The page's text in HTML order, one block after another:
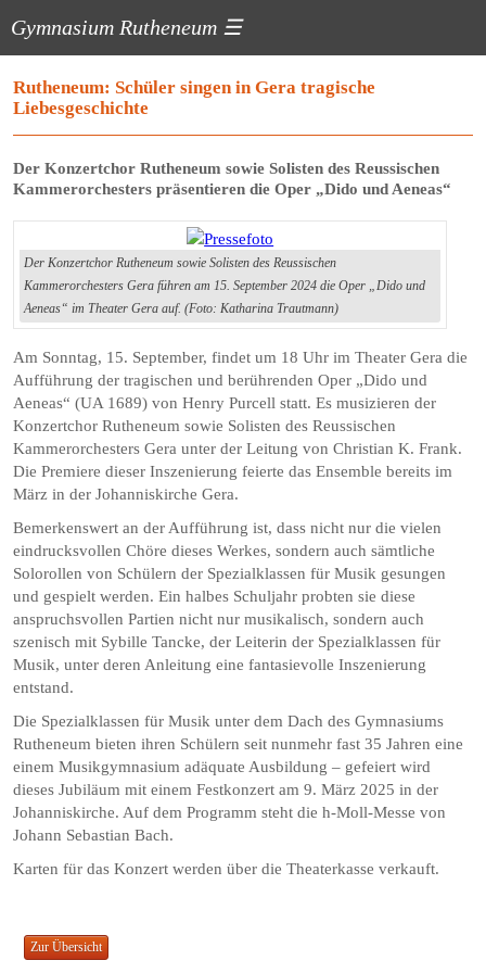
Gymnasium Rutheneum ☰
Rutheneum: Schüler singen in Gera tragische
Liebesgeschichte
Der Konzertchor Rutheneum sowie Solisten des Reussischen
Kammerorchesters präsentieren die Oper „Dido und Aeneas“
Der Konzertchor Rutheneum sowie Solisten des Reussischen
Kammerorchesters Gera führen am 15. September 2024 die Oper „Dido und
Aeneas“ im Theater Gera auf. (Foto: Katharina Trautmann)
Am Sonntag, 15. September, findet um 18 Uhr im Theater Gera die
Aufführung der tragischen und berührenden Oper „Dido und
Aeneas“ (UA 1689) von Henry Purcell statt. Es musizieren der
Konzertchor Rutheneum sowie Solisten des Reussischen
Kammerorchesters Gera unter der Leitung von Christian K. Frank.
Die Premiere dieser Inszenierung feierte das Ensemble bereits im
März in der Johanniskirche Gera.
Bemerkenswert an der Aufführung ist, dass nicht nur die vielen
eindrucksvollen Chöre dieses Werkes, sondern auch sämtliche
Solorollen von Schülern der Spezialklassen für Musik gesungen
und gespielt werden. Ein halbes Schuljahr probten sie diese
anspruchsvollen Partien nicht nur musikalisch, sondern auch
szenisch mit Sybille Tancke, der Leiterin der Spezialklassen für
Musik, unter deren Anleitung eine fantasievolle Inszenierung
entstand.
Die Spezialklassen für Musik unter dem Dach des Gymnasiums
Rutheneum bieten ihren Schülern seit nunmehr fast 35 Jahren eine
einem Musikgymnasium adäquate Ausbildung – gefeiert wird
dieses Jubiläum mit einem Festkonzert am 9. März 2025 in der
Johanniskirche. Auf dem Programm steht die h-Moll-Messe von
Johann Sebastian Bach.
Karten für das Konzert werden über die Theaterkasse verkauft.